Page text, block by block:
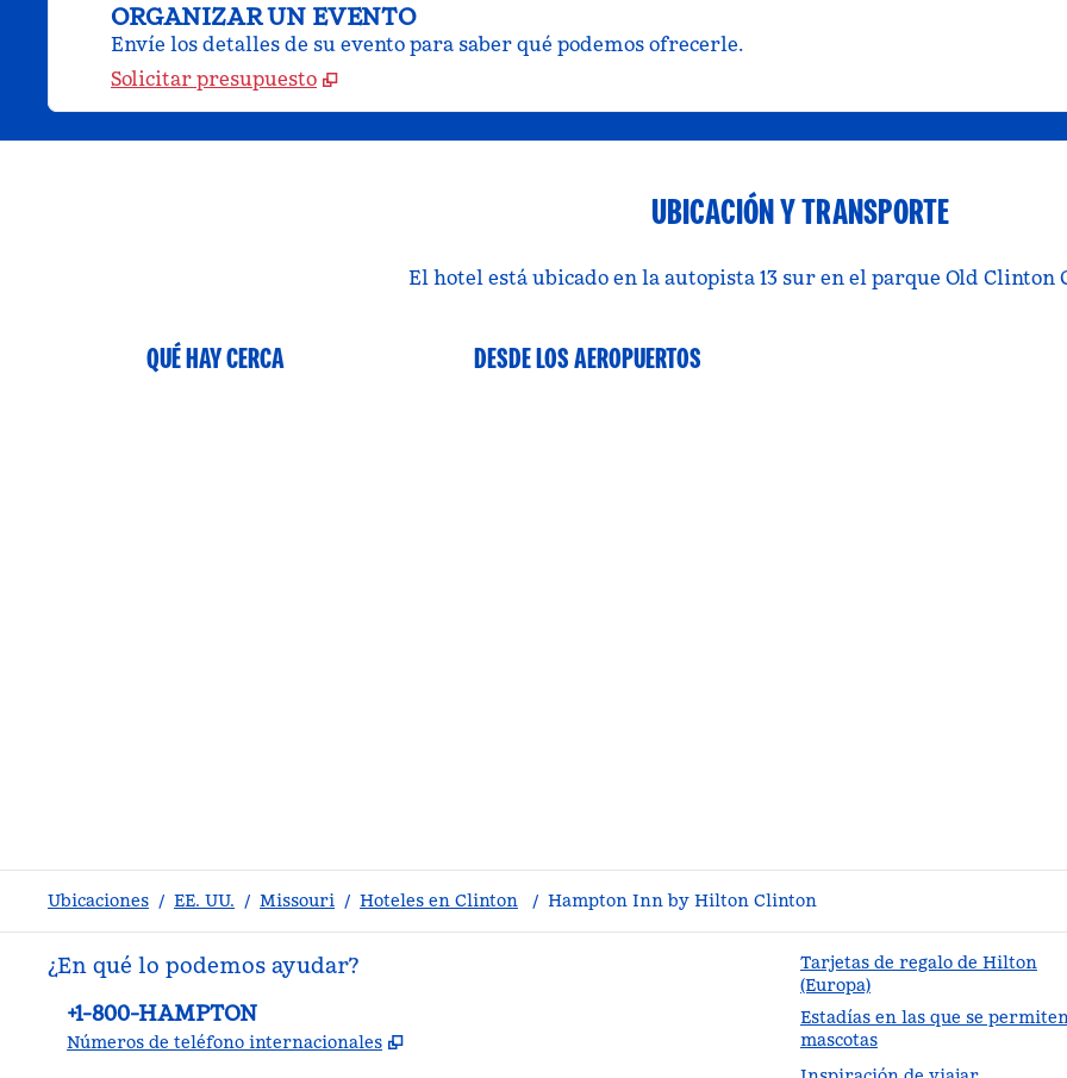
ORGANIZAR UN EVENTO
Envíe los detalles de su evento para saber qué podemos ofrecerle.
Solicitar presupuesto
UBICACIÓN Y TRANSPORTE
El hotel está ubicado en la autopista 13 sur en el parque Old Clinton
QUÉ HAY CERCA DESDE LOS AEROPUERTOS
Ubicaciones / EE. UU. / Missouri / Hoteles en Clinton / Hampton Inn by Hilton Clinton
¿En qué lo podemos ayudar?
Teléfono:
+1-800-HAMPTON
Números de teléfono internacionales ,
Tarjetas de regalo de Hilton
(Europa)
Estadías en las que se
mascotas